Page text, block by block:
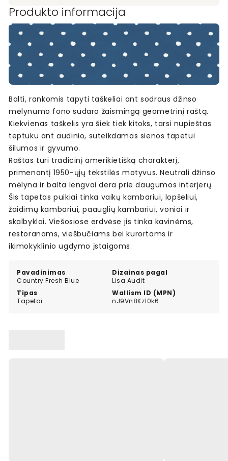
Produkto informacija
Pavadinimas
Country Fresh Blue
Dizainas pagal
Lisa Audit
Tipas
Tapetai
Wallism ID (MPN)
nJ9Vn8Kz10k6
Balti, rankomis tapyti taškeliai ant sodraus džinso
mėlynumo fono sudaro žaismingą geometrinį raštą.
Kiekvienas taškelis yra šiek tiek kitoks, tarsi nupieštas
teptuku ant audinio, suteikdamas sienos tapetui
šilumos ir gyvumo.
Raštas turi tradicinį amerikietišką charakterį,
primenantį 1950-ųjų tekstilės motyvus. Neutrali džinso
mėlyna ir balta lengvai dera prie daugumos interjerų.
Šis tapetas puikiai tinka vaikų kambariui, lopšeliui,
žaidimų kambariui, paauglių kambariui, voniai ir
skalbyklai. Viešosiose erdvėse jis tinka kavinėms,
restoranams, viešbučiams bei kurortams ir
ikimokyklinio ugdymo įstaigoms.